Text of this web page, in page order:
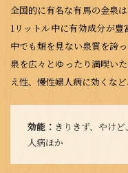
全国的に有名な有馬の金泉
1リットル中に有効成分が
中でも類を見ない泉質を誇
泉を広々とゆったり満喫い
え性、慢性婦人病に効くな
効能： きりきず、やけ
人病ほか